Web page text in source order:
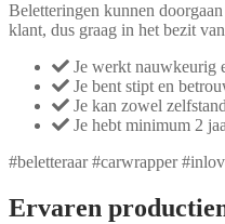
Beletteringen kunnen
klant, dus graag in het bezit
Je werkt nauwkeurig
Je bent stipt en
Je kan zowel
Je hebt minimum 2
#beletteraar #carwrapper
Ervaren